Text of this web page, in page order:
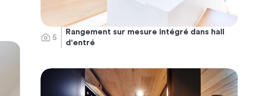
5
Rangement sur mesure intégré dans hall
d'entré